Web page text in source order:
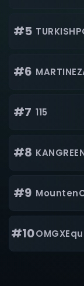
#5
#6
#7 115
#8
#9
#10